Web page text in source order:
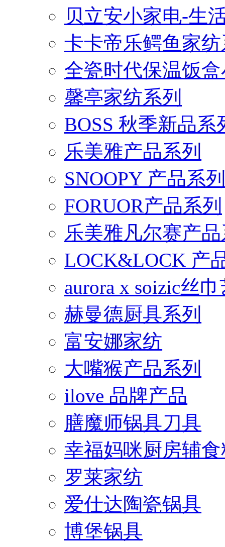
贝立安小家电-生
卡卡帝乐鳄鱼家
全瓷时代保温饭
馨亭家纺系列
BOSS 秋季新品系
乐美雅产品系列
SNOOPY 产品系列
FORUOR产品系列
乐美雅凡尔赛产
LOCK&LOCK 产
aurora x soizic丝
赫曼德厨具系列
富安娜家纺
大嘴猴产品系列
ilove 品牌产品
膳魔师锅具刀具
幸福妈咪厨房辅
罗莱家纺
爱仕达陶瓷锅具
博堡锅具